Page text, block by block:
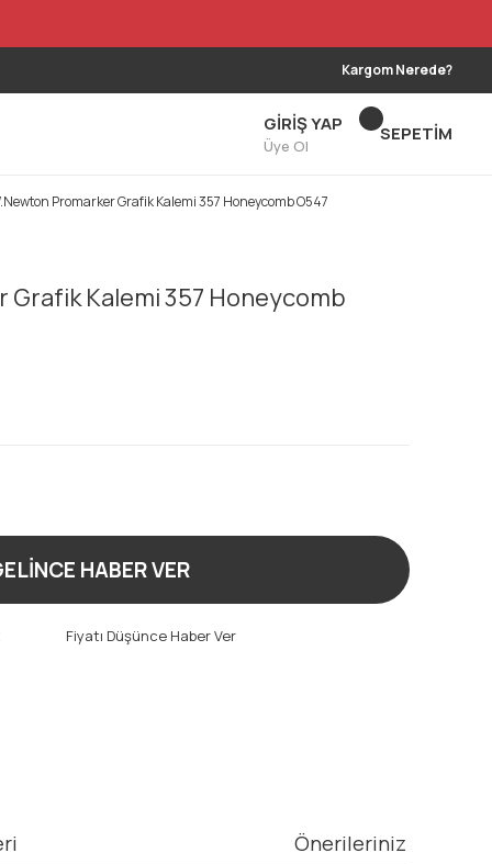
Kargom Nerede?
GİRİŞ YAP
Üye Ol
SEPETİM
Promarker Grafik Kalemi 357 Honeycomb O547
Kalemi 357 Honeycomb
HABER VER
Fiyatı Düşünce Haber Ver
Önerileriniz